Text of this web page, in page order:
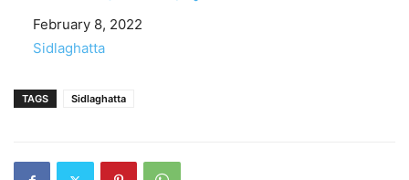
Date
February 8, 2022
In relation to
Sidlaghatta
TAGS Sidlaghatta